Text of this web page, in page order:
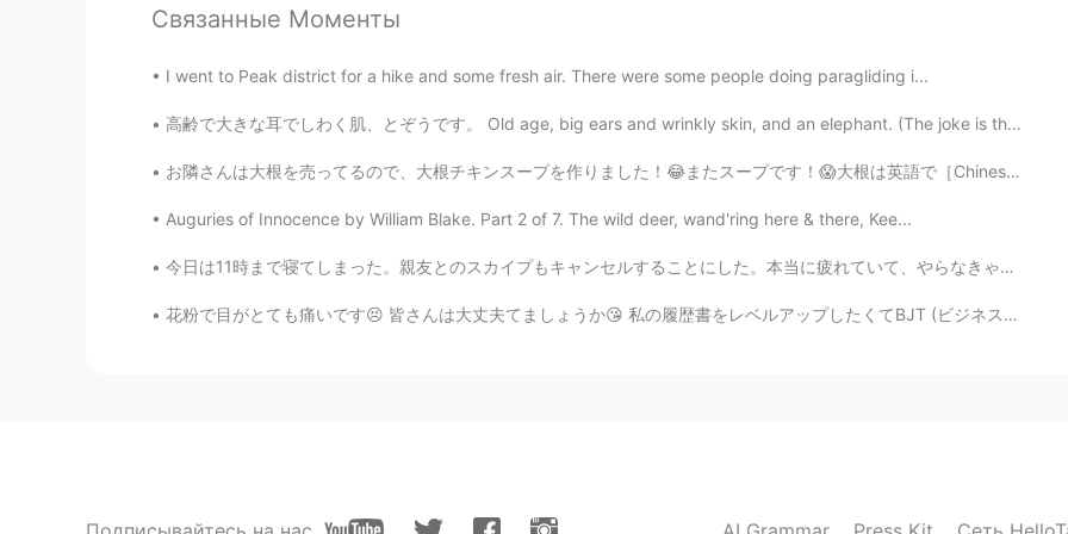
JP EN
Связанные Моменты
I went to Peak district for a hike and some fresh air. There were some people doing paragliding i...
高齢で大きな耳でしわく肌、とぞうです。 Old age, big ears and wrinkly skin, and an elephant. (The joke is that I am...
お隣さんは大根を売ってるので、大根チキンスープを作りました！😂またスープです！😱大根は英語で［Chinese white radish］というけど、ちょっと長いのでいつも私と友達はdaikonと...
Auguries of Innocence by William Blake. Part 2 of 7. The wild deer, wand'ring here & there, Kee...
今日は11時まで寝てしまった。親友とのスカイプもキャンセルすることにした。本当に疲れていて、やらなきゃいけないことがありすぎて、ストレスも溜まってきた。家を全てバキュームする、洗濯をする、皿を洗...
花粉で目がとても痛いです😣 皆さんは大丈夫てましょうか😘 私の履歴書をレベルアップしたくてBJT (ビジネス日本語能力テスト)を4月25日に受けることにしました📚 日本語能力試験(JLPT)1...